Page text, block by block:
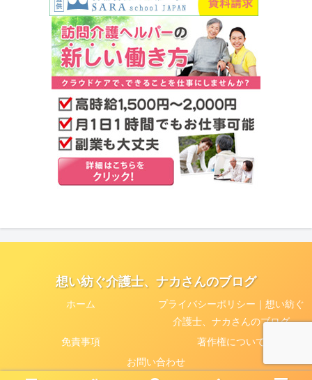
想い紡ぐ介護士、ナカさんのブログ
ホーム
プライバシーポリシー｜想い紡ぐ
介護士、ナカさんのブログ
免責事項
著作権について
お問い合わせ